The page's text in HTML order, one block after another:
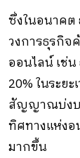
ซึ่งในอนาคต
วงการธุรกิจ
ออนไลน์ เช่
20% ในระย
สัญญาณบ่งบ
ทิศทางแห่งอ
มากขึ้น